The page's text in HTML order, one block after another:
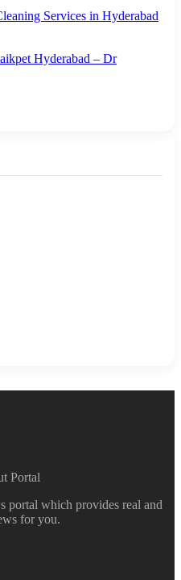
Services in Hyderabad
Hyderabad – Dr
portal which provides real and
for you.